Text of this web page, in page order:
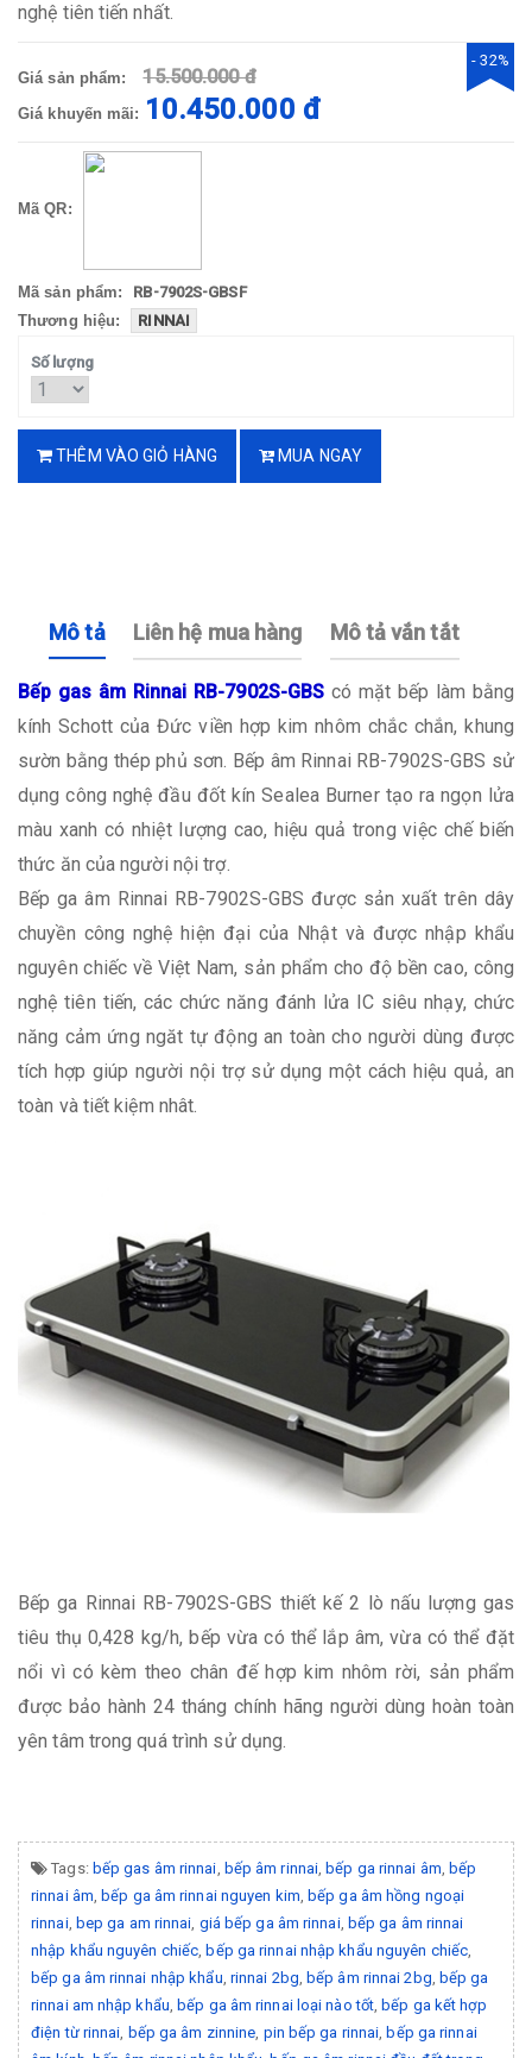
nghệ tiên tiến nhất.
Giá sản phẩm: 15.500.000 đ
Giá khuyến mãi: 10.450.000 đ
- 32%
Mã QR:
Mã sản phẩm:
RB-7902S-GBSF
Thương hiệu:
RINNAI
Số lượng
THÊM VÀO GIỎ HÀNG MUA NGAY
Mô tả Liên hệ mua hàng Mô tả vắn tắt
Bếp gas âm Rinnai RB-7902S-GBS có mặt bếp làm bằng
kính Schott của Đức viền hợp kim nhôm chắc chắn, khung
sườn bằng thép phủ sơn. Bếp âm Rinnai RB-7902S-GBS sử
dụng công nghệ đầu đốt kín Sealea Burner tạo ra ngọn lửa
màu xanh có nhiệt lượng cao, hiệu quả trong việc chế biến
thức ăn của người nội trợ.
Bếp ga âm Rinnai RB-7902S-GBS được sản xuất trên dây
chuyền công nghệ hiện đại của Nhật và được nhập khẩu
nguyên chiếc về Việt Nam, sản phẩm cho độ bền cao, công
nghệ tiên tiến, các chức năng đánh lửa IC siêu nhạy, chức
năng cảm ứng ngăt tự động an toàn cho người dùng được
tích hợp giúp người nội trợ sử dụng một cách hiệu quả, an
toàn và tiết kiệm nhât.
Bếp ga Rinnai RB-7902S-GBS thiết kế 2 lò nấu lượng gas
tiêu thụ 0,428 kg/h, bếp vừa có thể lắp âm, vừa có thể đặt
nổi vì có kèm theo chân đế hợp kim nhôm rời, sản phẩm
được bảo hành 24 tháng chính hãng người dùng hoàn toàn
yên tâm trong quá trình sử dụng.
Tags: bếp gas âm rinnai, bếp âm rinnai, bếp ga rinnai âm, bếp
rinnai âm, bếp ga âm rinnai nguyen kim, bếp ga âm hồng ngoại
rinnai, bep ga am rinnai, giá bếp ga âm rinnai, bếp ga âm rinnai
nhập khẩu nguyên chiếc, bếp ga rinnai nhập khẩu nguyên chiếc,
bếp ga âm rinnai nhập khẩu, rinnai 2bg, bếp âm rinnai 2bg, bếp ga
rinnai am nhập khẩu, bếp ga âm rinnai loại nào tốt, bếp ga kết hợp
điện từ rinnai, bếp ga âm zinnine, pin bếp ga rinnai, bếp ga rinnai